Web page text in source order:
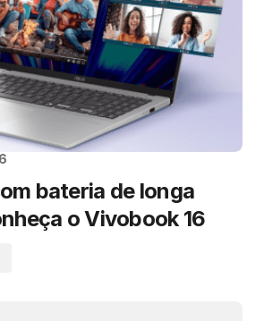
bateria de longa
o Vivobook 16